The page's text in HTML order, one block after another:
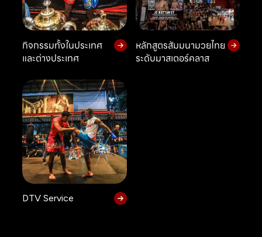
กิจกรรมทั้งในประเทศ
และต่างประเทศ
หลักสูตรสัมมนามวยไทย
ระดับมาสเตอร์คลาส
DTV Service